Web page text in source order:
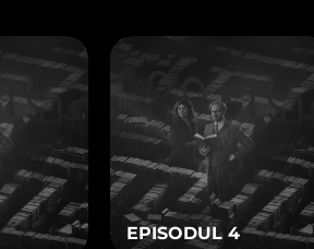
EPISODUL 4